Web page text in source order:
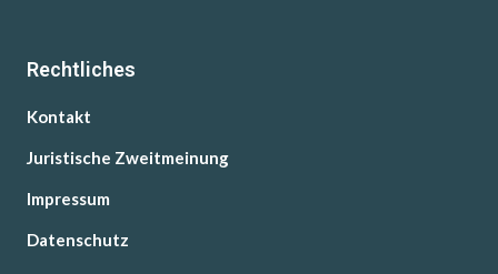
Rechtliches
Kontakt
Juristische Zweitmeinung
Impressum
Datenschutz